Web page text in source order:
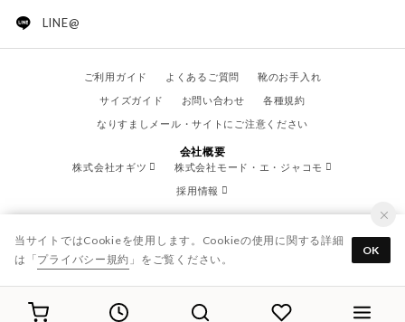
LINE@
ご利用ガイド よくあるご質問
靴のお手入れ
サイズガイド
お問い合わせ
各種規約
なりすましメール・サイトにご注意ください
会社概要
株式会社オギツ
株式会社モード・エ・ジャコモ
採用情報
© OGITSU CO.,LTD. / All Right Reserved.
当サイトではCookieを使用します。Cookieの使用に関する詳細
は「プライバシー規約 」をご覧ください。
OK